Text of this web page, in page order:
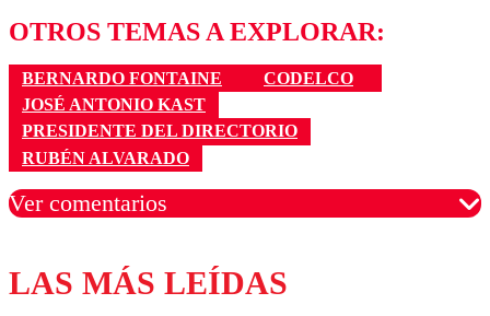
OTROS TEMAS A EXPLORAR:
BERNARDO FONTAINE
CODELCO
JOSÉ ANTONIO KAST
PRESIDENTE DEL DIRECTORIO
RUBÉN ALVARADO
Ver comentarios
Los comentarios son moderados para garantizar un
diálogo respetuoso.
LAS MÁS LEÍDAS